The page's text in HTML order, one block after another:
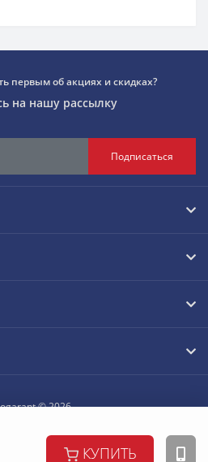
КУПИТЬ
первым об акциях и скидках?
на нашу рассылку
Подписаться
© 2026